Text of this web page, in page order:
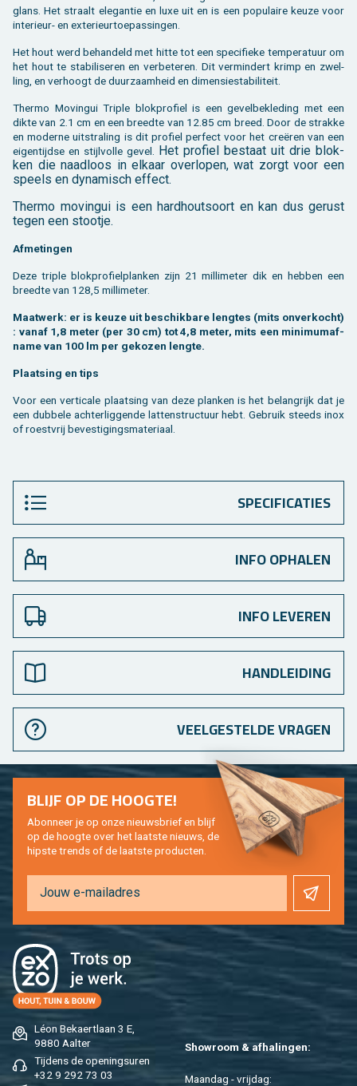
glans. Het straalt ele­gan­tie en luxe uit en is een po­pu­lai­re keuze voor
in­te­ri­eur- en ex­te­ri­eur­toe­pas­sin­gen.
Het hout werd be­han­deld met hitte tot een spe­ci­fie­ke tem­pe­ra­tuur om
het hout te sta­bi­li­se­ren en ver­be­te­ren. Dit ver­min­dert krimp en zwel­
ling, en ver­hoogt de duur­zaam­heid en di­men­sie­sta­bi­li­teit.
Ther­mo Mo­vin­gui Tri­ple blok­pro­fiel is een ge­vel­be­kle­ding met een
dikte van 2.1 cm en een breed­te van 12.85 cm breed. Door de strak­ke
en mo­der­ne uit­stra­ling is dit pro­fiel per­fect voor het creëren van een
ei­gen­tijd­se en stijl­vol­le gevel. Het pro­fiel be­staat uit drie blok­
ken die naad­loos in el­kaar over­lo­pen, wat zorgt voor een
speels en dy­na­misch ef­fect.
Ther­mo mo­vin­gui is een hard­hout­soort en kan dus ge­rust
tegen een stoot­je.
Af­me­tin­gen
Deze tri­ple blok­pro­fiel­plan­ken zijn 21 mil­li­me­ter dik en heb­ben een
breed­te van 128,5 mil­li­me­ter.
Maat­werk: er is keuze uit be­schik­ba­re leng­tes (mits on­ver­kocht)
: vanaf 1,8 meter (per 30 cm) tot 4,8 meter, mits een mi­ni­mum­af­
na­me van 100 lm per ge­ko­zen leng­te.
Plaat­sing en tips
Voor een ver­ti­ca­le plaat­sing van deze plan­ken is het be­lang­rijk dat je
een dub­be­le ach­ter­lig­gen­de lat­ten­struc­tuur hebt. Ge­bruik steeds inox
of roest­vrij be­ves­ti­gings­ma­te­ri­aal.
SPECIFICATIES
INFO OPHALEN
INFO LEVEREN
HANDLEIDING
VEELGESTELDE VRAGEN
Léon Be­kaert­laan 3 E,
9880 Aal­ter
Tij­dens de ope­nings­uren
+32 9 292 73 03
Show­room & af­ha­lin­gen:
Maan­dag - vrij­dag:
BLIJF OP DE HOOG­TE!
Abon­neer je op onze nieuws­brief en blijf
op de hoog­te over het laat­ste nieuws, de
hip­s­te trends of de laat­ste pro­duc­ten.